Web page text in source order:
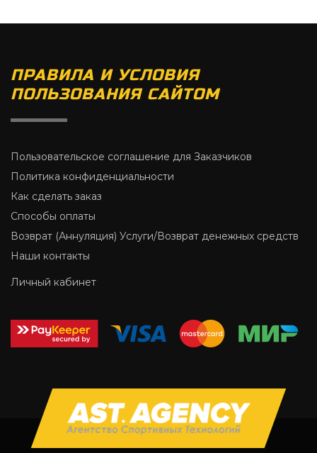
ПРАВИЛА И УСЛОВИЯ
ПОЛЬЗОВАНИЯ САЙТОМ
Пользовательское соглашение для Заказчиков
Политика конфиденциальности
Как сделать заказ
Способы оплаты
Возврат (Аннуляция) Услуги/Возврат денежных средств
Наши контакты
Личный кабинет